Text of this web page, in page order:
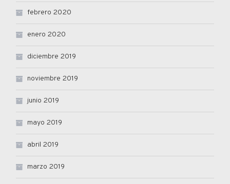
febrero 2020
enero 2020
diciembre 2019
noviembre 2019
junio 2019
mayo 2019
abril 2019
marzo 2019